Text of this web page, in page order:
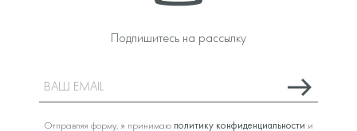
Подпишитесь на рассылку
Отправляя форму, я принимаю политику конфиденциальности и